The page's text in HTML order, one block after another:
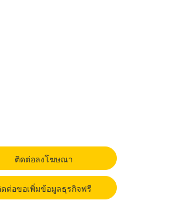
ติดต่อลงโฆษณา
ต่อขอเพิ่มข้อมูลธุรกิจฟรี